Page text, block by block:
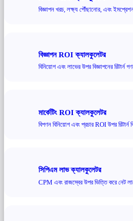
বিজ্ঞাপন খরচ, লক্ষ্য পৌঁছানোর, এবং
বিজ্ঞাপন ROI ক্যালকুলেটর
বিনিয়োগ এবং লাভের উপর বিজ্ঞাপনের রিটার্ন
মার্কেটিং ROI ক্যালকুলেটর
বিপণন বিনিয়োগ এবং প্রচার ROI উপর রিটার্ন
সিপিএম লাভ ক্যালকুলেটর
CPM এবং রাজস্বের উপর ভিত্তি করে নেট